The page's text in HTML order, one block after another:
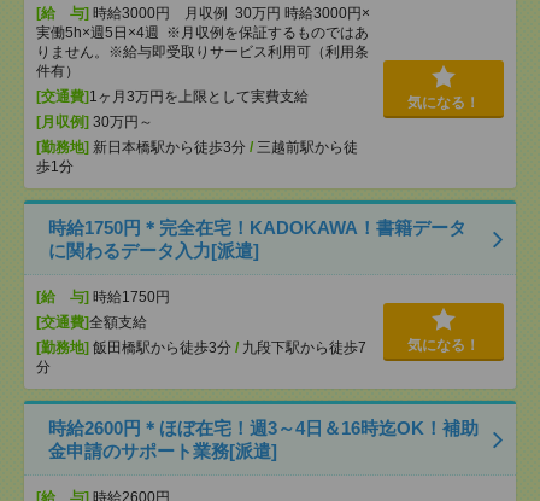
[給 与] 時給3000円 月収例 30万円 時給3000円×
実働5h×週5日×4週 ※月収例を保証するものではあ
りません。※給与即受取りサービス利用可（利用条
件有）
[交通費] 1ヶ月3万円を上限として実費支給
[月収例] 30万円～
[勤務地] 新日本橋駅から徒歩3分 / 三越前駅から徒
歩1分
気になる！
時給1750円＊完全在宅！KADOKAWA！書籍データ
に関わるデータ入力[派遣]
[給 与] 時給1750円
[交通費]全額支給
[勤務地] 飯田橋駅から徒歩3分 / 九段下駅から徒歩7
分
気になる！
時給2600円＊ほぼ在宅！週3～4日＆16時迄OK！補助
金申請のサポート業務[派遣]